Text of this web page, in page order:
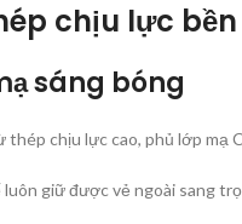
chịu lực
sáng bóng
chịu lực cao, phủ lớp mạ
giữ được vẻ ngoài sang